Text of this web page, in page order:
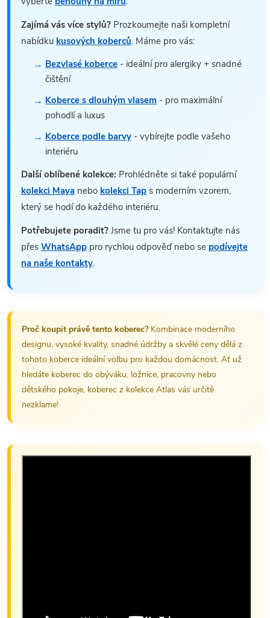
Zajímá vás více stylů? Prozkoumejte naši kompletní
nabídku kusových koberců. Máme pro vás:
Bezvlasé koberce - ideální pro alergiky + snadné
čištění
Koberce s dlouhým vlasem - pro maximální
pohodlí a luxus
Koberce podle barvy - vybírejte podle vašeho
interiéru
Další oblíbené kolekce: Prohlédněte si také populární
kolekci Maya nebo kolekci Tap s moderním vzorem,
který se hodí do každého interiéru.
Potřebujete poradit? Jsme tu pro vás! Kontaktujte nás
přes WhatsApp pro rychlou odpověď nebo se podívejte
na naše kontakty.
Proč koupit právě tento koberec?Kombinace moderního
designu, vysoké kvality, snadné údržby a skvělé ceny dělá z
tohoto koberce ideální volbu pro každou domácnost. Ať už
hledáte koberec do obýváku, ložnice, pracovny nebo
dětského pokoje, koberec z kolekce Atlas vás určitě
nezklame!